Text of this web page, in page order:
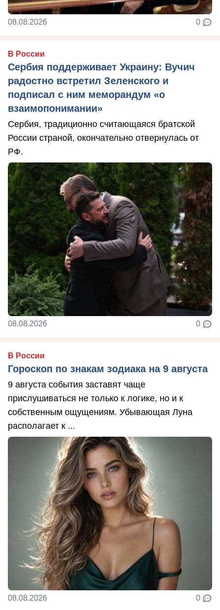
08.08.2026 0
В России
Сербия поддерживает Украину: Вучич
радостно встретил Зеленского и
подписал с ним меморандум «о
взаимопонимании»
Сербия, традиционно считающаяся братской
России страной, окончательно отвернулась от
РФ.
08.08.2026 0
В России
Гороскоп по знакам зодиака на 9 августа
9 августа события заставят чаще
прислушиваться не только к логике, но и к
собственным ощущениям. Убывающая Луна
располагает к ...
08.08.2026 0